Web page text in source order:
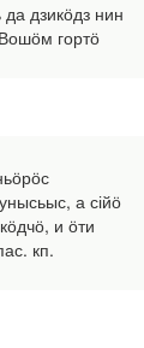
дзикӧдз нин
гортӧ
а сійӧ
и ӧти
кп.